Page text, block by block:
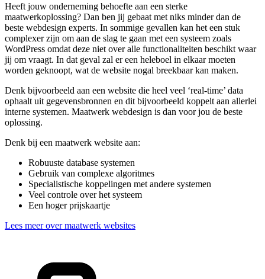
Heeft jouw onderneming behoefte aan een sterke
maatwerkoplossing? Dan ben jij gebaat met niks minder dan de
beste webdesign experts. In sommige gevallen kan het een stuk
complexer zijn om aan de slag te gaan met een systeem zoals
WordPress omdat deze niet over alle functionaliteiten beschikt waar
jij om vraagt. In dat geval zal er een heleboel in elkaar moeten
worden geknoopt, wat de website nogal breekbaar kan maken.
Denk bijvoorbeeld aan een website die heel veel ‘real-time’ data
ophaalt uit gegevensbronnen en dit bijvoorbeeld koppelt aan allerlei
interne systemen. Maatwerk webdesign is dan voor jou de beste
oplossing.
Denk bij een maatwerk website aan:
Robuuste database systemen
Gebruik van complexe algoritmes
Specialistische koppelingen met andere systemen
Veel controle over het systeem
Een hoger prijskaartje
Lees meer over maatwerk websites